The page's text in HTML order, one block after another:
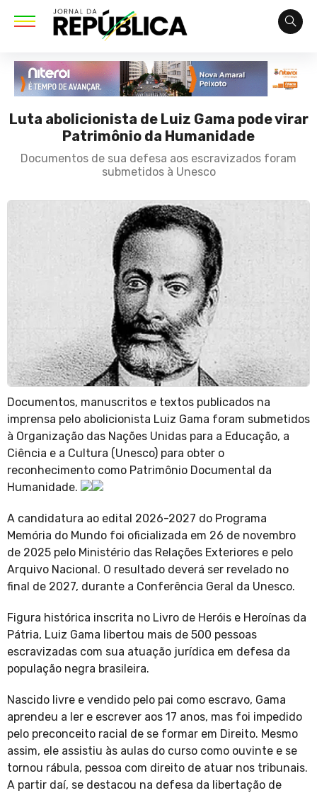
Luta abolicionista de Luiz Gama pode virar
Patrimônio da Humanidade
Documentos de sua defesa aos escravizados foram
submetidos à Unesco
Documentos, manuscritos e textos publicados na
imprensa pelo abolicionista Luiz Gama foram submetidos
à Organização das Nações Unidas para a Educação, a
Ciência e a Cultura (Unesco) para obter o
reconhecimento como Patrimônio Documental da
Humanidade.
A candidatura ao edital 2026-2027 do Programa
Memória do Mundo foi oficializada em 26 de novembro
de 2025 pelo Ministério das Relações Exteriores e pelo
Arquivo Nacional. O resultado deverá ser revelado no
final de 2027, durante a Conferência Geral da Unesco.
Figura histórica inscrita no Livro de Heróis e Heroínas da
Pátria, Luiz Gama libertou mais de 500 pessoas
escravizadas com sua atuação jurídica em defesa da
população negra brasileira.
Nascido livre e vendido pelo pai como escravo, Gama
aprendeu a ler e escrever aos 17 anos, mas foi impedido
pelo preconceito racial de se formar em Direito. Mesmo
assim, ele assistiu às aulas do curso como ouvinte e se
tornou rábula, pessoa com direito de atuar nos tribunais.
A partir daí, se destacou na defesa da libertação de